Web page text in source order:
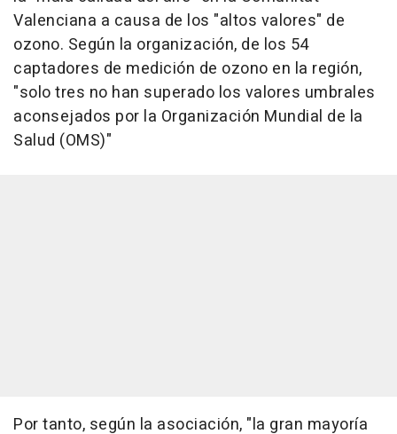
Valenciana a causa de los "altos valores" de
ozono. Según la organización, de los 54
captadores de medición de ozono en la región,
"solo tres no han superado los valores umbrales
aconsejados por la Organización Mundial de la
Salud (OMS)"
Por tanto, según la asociación, "la gran mayoría